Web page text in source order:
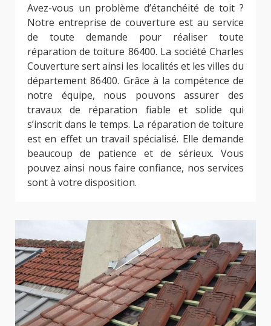
Avez-vous un problème d’étanchéité de toit ?
Notre entreprise de couverture est au service
de toute demande pour réaliser toute
réparation de toiture 86400. La société Charles
Couverture sert ainsi les localités et les villes du
département 86400. Grâce à la compétence de
notre équipe, nous pouvons assurer des
travaux de réparation fiable et solide qui
s’inscrit dans le temps. La réparation de toiture
est en effet un travail spécialisé. Elle demande
beaucoup de patience et de sérieux. Vous
pouvez ainsi nous faire confiance, nos services
sont à votre disposition.